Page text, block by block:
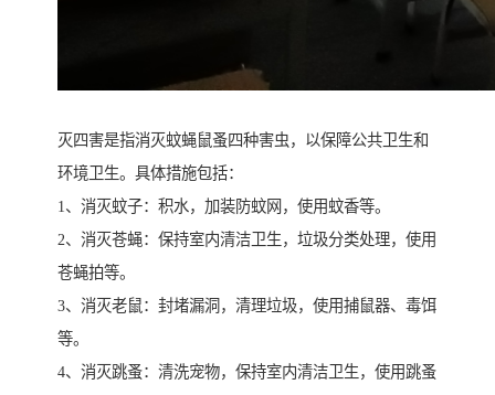
灭四害是指消灭蚊蝇鼠蚤四种害虫，以保障公共卫生和
环境卫生。具体措施包括：
1、消灭蚊子：积水，加装防蚊网，使用蚊香等。
2、消灭苍蝇：保持室内清洁卫生，垃圾分类处理，使用
苍蝇拍等。
3、消灭老鼠：封堵漏洞，清理垃圾，使用捕鼠器、毒饵
等。
4、消灭跳蚤：清洗宠物，保持室内清洁卫生，使用跳蚤